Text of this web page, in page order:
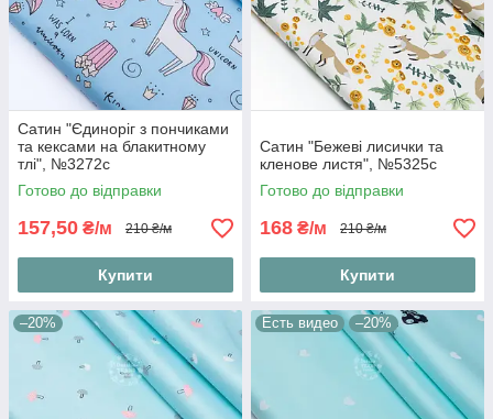
Сатин "Єдиноріг з пончиками
та кексами на блакитному
тлі", №3272с
Готово до відправки
157,50 ₴/м 210 ₴/м
Купити
Сатин "Бежеві лисички та
кленове листя", №5325с
Готово до відправки
168 ₴/м 210 ₴/м
Купити
–20% Есть видео –20%